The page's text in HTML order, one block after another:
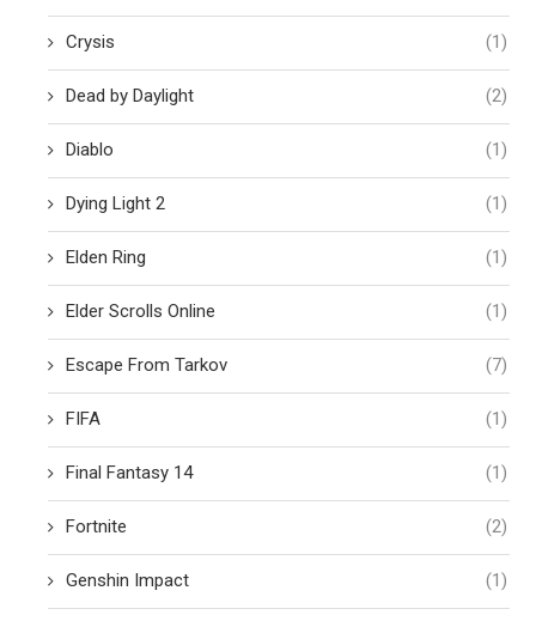
Crysis (1)
Dead by Daylight (2)
Diablo (1)
Dying Light 2 (1)
Elden Ring (1)
Elder Scrolls Online (1)
Escape From Tarkov (7)
FIFA (1)
Final Fantasy 14 (1)
Fortnite (2)
Genshin Impact (1)